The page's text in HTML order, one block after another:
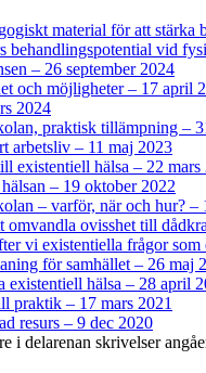
material för att
behandlingspotential vid
– 26 september 2024
och möjligheter – 17 april
2024
praktisk tillämpning –
arbetsliv – 11 maj 2023
existentiell hälsa – 22 mars
– 19 oktober 2022
– varför, när och hur? –
omvandla ovisshet till
vi existentiella frågor som
för samhället – 26 maj
existentiell hälsa – 28 april
praktik – 17 mars 2021
resurs – 9 dec 2020
i delarenan skrivelser